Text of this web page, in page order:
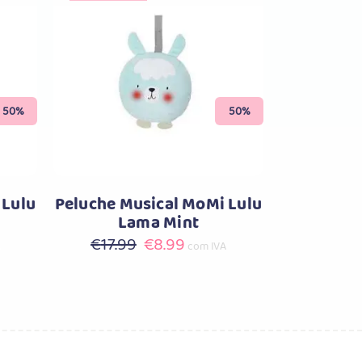
50% 50%
Comprar
Peluche Musical MoMi Lulu
Lama Mint
€17.99 O
€8.99Ocom IVA